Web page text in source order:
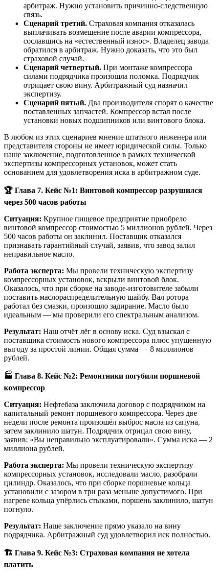
арбитраж. Нужно установить причинно-следственную
связь.
Сценарий третий. Страховая компания отказалась
выплачивать возмещение после аварии компрессора,
сославшись на «естественный износ». Владелец завода
обратился в арбитраж. Нужно доказать, что это был
страховой случай.
Сценарий четвертый. При монтаже компрессора
силами подрядчика произошла поломка. Подрядчик
отрицает свою вину. Арбитражный суд назначил
экспертизу.
Сценарий пятый. Два производителя спорят о качестве
поставленных запчастей. Компрессор встал после
установки новых подшипников или винтового блока.
В любом из этих сценариев мнение штатного инженера или
представителя стороны не имеет юридической силы. Только
наше заключение, подготовленное в рамках технической
экспертизы компрессорных установок, может стать
основанием для удовлетворения иска в арбитражном суде.
🏆 Глава 7. Кейс №1: Винтовой компрессор разрушился
через 500 часов работы
Ситуация: Крупное пищевое предприятие приобрело
винтовой компрессор стоимостью 5 миллионов рублей. Через
500 часов работы он заклинил. Поставщик отказался
признавать гарантийный случай, заявив, что завод залил
неправильное масло.
Работа эксперта: Мы провели техническую экспертизу
компрессорных установок, вскрыли винтовой блок.
Оказалось, что при сборке на заводе-изготовителе забыли
поставить маслораспределительную шайбу. Вал ротора
работал без смазки, произошло задирание. Масло было
идеальным — мы проверили его спектральным анализом.
Результат: Наш отчёт лёг в основу иска. Суд взыскал с
поставщика стоимость нового компрессора плюс упущенную
выгоду за простой линии. Общая сумма — 8 миллионов
рублей.
🏭 Глава 8. Кейс №2: Ремонтники погубили поршневой
компрессор
Ситуация: Нефтебаза заключила договор с подрядчиком на
капитальный ремонт поршневого компрессора. Через две
недели после ремонта произошёл выброс масла из сапуна,
затем заклинило шатун. Подрядчик отрицал свою вину,
заявив: «Вы неправильно эксплуатировали». Сумма иска — 2
миллиона рублей.
Работа эксперта: Мы провели техническую экспертизу
компрессорных установок, исследовали масло, разобрали
цилиндр. Оказалось, что при сборке поршневые кольца
установили с зазором в три раза меньше допустимого. При
нагреве кольца упёрлись стыками, поршень заклинило, шатун
погнуло.
Результат: Наше заключение прямо указало на вину
подрядчика. Арбитражный суд удовлетворил иск полностью.
🏗️ Глава 9. Кейс №3: Страховая компания не хотела
платить